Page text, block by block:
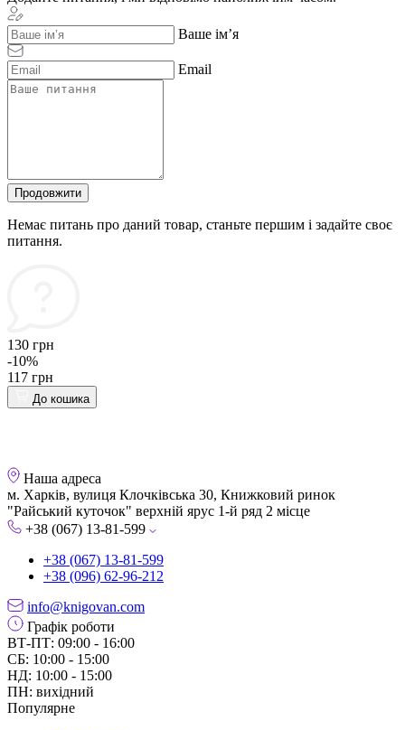
Ваше ім’я
Email
Продовжити
Немає питань про даний товар, станьте першим і задайте своє
питання.
130 грн
-10%
117 грн
До кошика
Наша адреса
м. Харків, вулиця Клочківська 30, Книжковий ринок
"Райський куточок" верхній ярус 1-й ряд 2 місце
+38 (067) 13-81-599
+38 (067) 13-81-599
+38 (096) 62-96-212
info@knigovan.com
Графік роботи
ВТ-ПТ: 09:00 - 16:00
СБ: 10:00 - 15:00
НД: 10:00 - 15:00
ПН: вихідний
Популярне